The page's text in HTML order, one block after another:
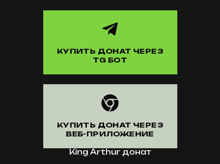
КУПИТЬ ДОНАТ ЧЕРЕЗ
TG БОТ
КУПИТЬ ДОНАТ ЧЕРЕЗ
ВЕБ-ПРИЛОЖЕНИЕ
King Arthur донат